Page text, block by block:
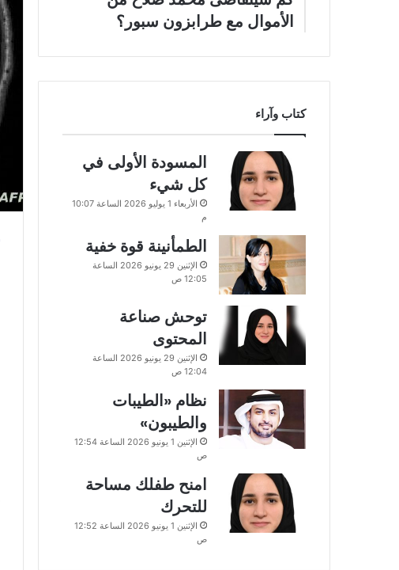
الأموال مع طرابزون سبور؟
كتاب وآراء
المسودة الأولى في
كل شيء
الأربعاء 1 يوليو 2026 الساعة 10:07
م
الطمأنينة قوة خفية
الإثنين 29 يونيو 2026 الساعة
12:05 ص
توحش صناعة
المحتوى
الإثنين 29 يونيو 2026 الساعة
12:04 ص
نظام «الطيبات
والطيبون»
الإثنين 1 يونيو 2026 الساعة 12:54
ص
امنح طفلك مساحة
للتحرك
الإثنين 1 يونيو 2026 الساعة 12:52
ص